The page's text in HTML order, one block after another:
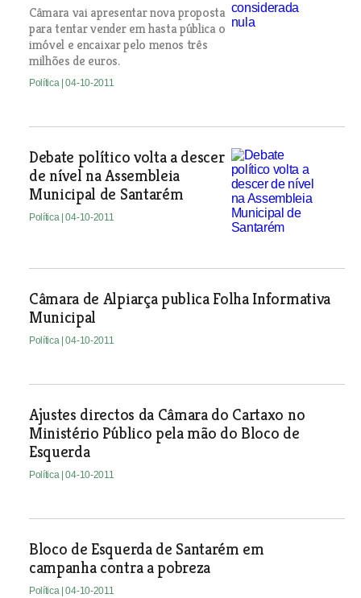
Câmara vai apresentar nova proposta
para tentar vender em hasta pública o
imóvel e encaixar pelo menos três
milhões de euros.
Política | 04-10-2011
Debate político volta a descer
de nível na Assembleia
Municipal de Santarém
Política | 04-10-2011
Câmara de Alpiarça publica Folha Informativa
Municipal
Política | 04-10-2011
Ajustes directos da Câmara do Cartaxo no
Ministério Público pela mão do Bloco de
Esquerda
Política | 04-10-2011
Bloco de Esquerda de Santarém em
campanha contra a pobreza
Política | 04-10-2011